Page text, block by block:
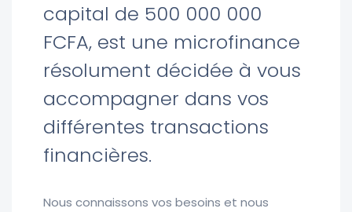
capital de 500 000 000
FCFA, est une microfinance
résolument décidée à vous
accompagner dans vos
différentes transactions
financières.
Nous connaissons vos besoins et nous